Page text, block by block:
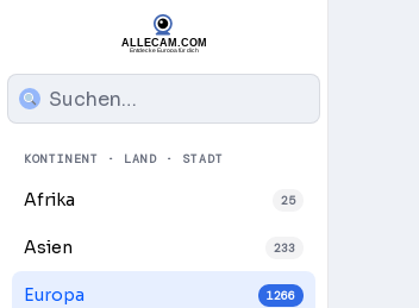
KONTINENT · LAND · STADT
Afrika 25
Asien 233
Europa 1266